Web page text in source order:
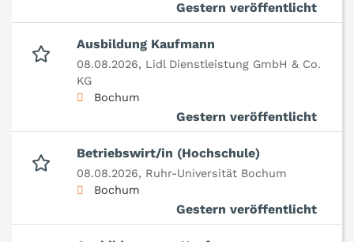
Gestern veröffentlicht
Ausbildung Kaufmann
08.08.2026, Lidl Dienstleistung GmbH & Co.
KG
Bochum
Gestern veröffentlicht
Betriebswirt/in (Hochschule)
08.08.2026, Ruhr-Universität Bochum
Bochum
Gestern veröffentlicht